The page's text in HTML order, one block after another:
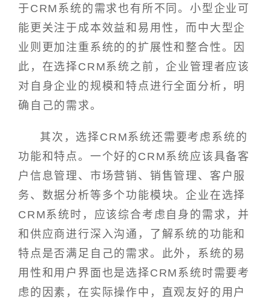
于CRM系统的需求也有所不同。小型企业可
能更关注于成本效益和易用性，而中大型企
业则更加注重系统的的扩展性和整合性。因
此，在选择CRM系统之前，企业管理者应该
对自身企业的规模和特点进行全面分析，明
确自己的需求。
其次，选择CRM系统还需要考虑系统的
功能和特点。一个好的CRM系统应该具备客
户信息管理、市场营销、销售管理、客户服
务、数据分析等多个功能模块。企业在选择
CRM系统时，应该综合考虑自身的需求，并
和供应商进行深入沟通，了解系统的功能和
特点是否满足自己的需求。此外，系统的易
用性和用户界面也是选择CRM系统时需要考
虑的因素，在实际操作中，直观友好的用户